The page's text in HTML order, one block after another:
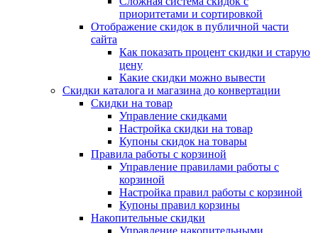
приоритетами и сортировкой
Отображение скидок в публичной части
сайта
Как показать процент скидки и старую
цену
Какие скидки можно вывести
Скидки каталога и магазина до конвертации
Скидки на товар
Управление скидками
Настройка скидки на товар
Купоны скидок на товары
Правила работы с корзиной
Управление правилами работы с
корзиной
Настройка правил работы с корзиной
Купоны правил корзины
Накопительные скидки
Управление накопительными